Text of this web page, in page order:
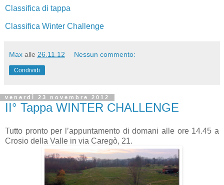
Classifica di tappa
Classifica Winter Challenge
Max alle 26.11.12 Nessun commento:
Condividi
venerdì 23 novembre 2012
II° Tappa WINTER CHALLENGE
Tutto pronto per l’appuntamento di domani alle ore 14.45 a
Crosio della Valle in via Caregò, 21.